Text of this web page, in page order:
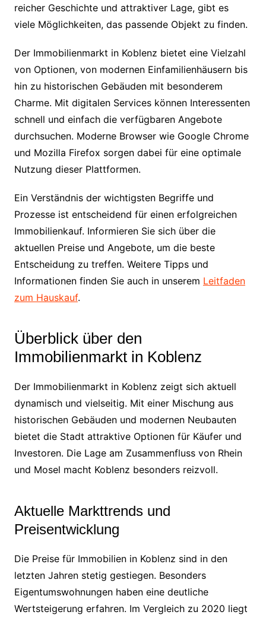
reicher Geschichte und attraktiver Lage, gibt es
viele Möglichkeiten, das passende Objekt zu finden.
Der Immobilienmarkt in Koblenz bietet eine Vielzahl
von Optionen, von modernen Einfamilienhäusern bis
hin zu historischen Gebäuden mit besonderem
Charme. Mit digitalen Services können Interessenten
schnell und einfach die verfügbaren Angebote
durchsuchen. Moderne Browser wie Google Chrome
und Mozilla Firefox sorgen dabei für eine optimale
Nutzung dieser Plattformen.
Ein Verständnis der wichtigsten Begriffe und
Prozesse ist entscheidend für einen erfolgreichen
Immobilienkauf. Informieren Sie sich über die
aktuellen Preise und Angebote, um die beste
Entscheidung zu treffen. Weitere Tipps und
Informationen finden Sie auch in unserem Leitfaden
zum Hauskauf.
Überblick über den
Immobilienmarkt in Koblenz
Der Immobilienmarkt in Koblenz zeigt sich aktuell
dynamisch und vielseitig. Mit einer Mischung aus
historischen Gebäuden und modernen Neubauten
bietet die Stadt attraktive Optionen für Käufer und
Investoren. Die Lage am Zusammenfluss von Rhein
und Mosel macht Koblenz besonders reizvoll.
Aktuelle Markttrends und
Preisentwicklung
Die Preise für Immobilien in Koblenz sind in den
letzten Jahren stetig gestiegen. Besonders
Eigentumswohnungen haben eine deutliche
Wertsteigerung erfahren. Im Vergleich zu 2020 liegt